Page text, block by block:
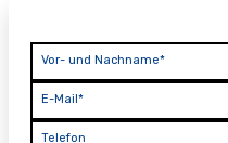
Vor- und Nachname*
E-Mail*
Telefon